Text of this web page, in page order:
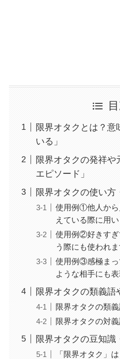
限界オタクとは？意
いる」
限界オタクの発祥や
エピソード」
限界オタクの使い方
使用例①他人から
えている際に用い
使用例②好きすぎ
う際にも使われま
使用例③感極まっ
ような相手にも表
限界オタクの類義語
限界オタクの類
限界オタクの対
限界オタクの豆知識
「限界オタク」